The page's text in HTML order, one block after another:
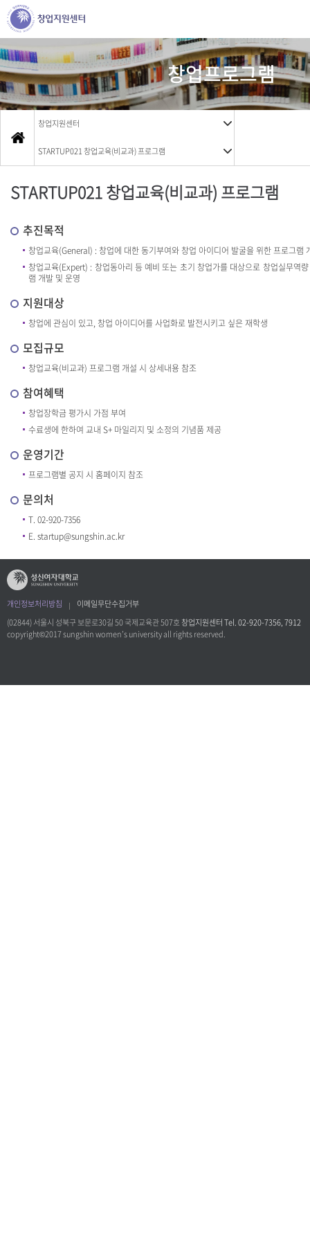
창업프로그램
창업지원센터
STARTUP021 창업교육(비교과) 프로그램
STARTUP021 창업교육(비교과) 프로그램
추진목적
창업교육(General) : 창업에 대한 동기부여와 창업 아이디어 발굴을 위한 프로그램
창업교육(Expert) : 창업동아리 등 예비 또는 초기 창업가를 대상으로 창업실무역
램 개발 및 운영
지원대상
창업에 관심이 있고, 창업 아이디어를 사업화로 발전시키고 싶은 재학생
모집규모
창업교육(비교과) 프로그램 개설 시 상세내용 참조
참여혜택
창업장학금 평가시 가점 부여
수료생에 한하여 교내 S+ 마일리지 및 소정의 기념품 제공
운영기간
프로그램별 공지 시 홈페이지 참조
문의처
T. 02-920-7356
E. startup@sungshin.ac.kr
개인정보처리방침
이메일무단수집거부
(02844) 서울시 성북구 보문로30길 50 국제교육관 507호창업지원센터 Tel. 02-920-7356, 7912
copyright©2017 sungshin women’s university all rights reserved.